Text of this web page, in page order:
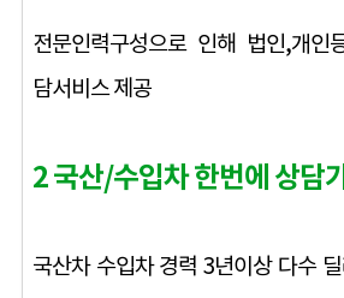
전문인력구성으로 인해 법인,개인
담서비스 제공
2 국산/수입차 한번에 상담
국산차 수입차 경력 3년이상 다수